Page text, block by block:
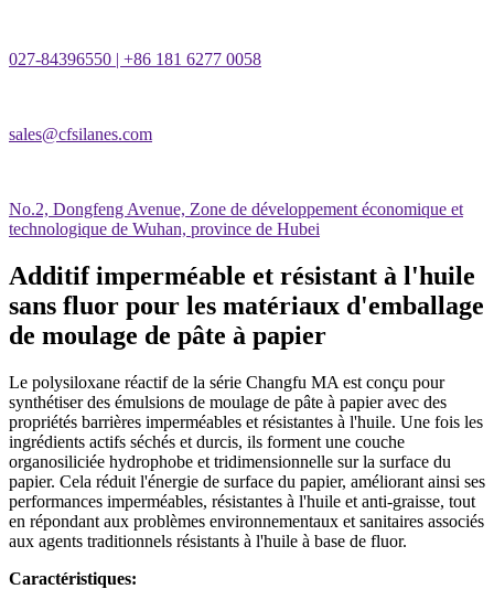
027-84396550 | +86 181 6277 0058
sales@cfsilanes.com
No.2, Dongfeng Avenue, Zone de développement économique et
technologique de Wuhan, province de Hubei
Additif imperméable et résistant à l'huile
sans fluor pour les matériaux d'emballage
de moulage de pâte à papier
Le polysiloxane réactif de la série Changfu MA est conçu pour
synthétiser des émulsions de moulage de pâte à papier avec des
propriétés barrières imperméables et résistantes à l'huile. Une fois les
ingrédients actifs séchés et durcis, ils forment une couche
organosiliciée hydrophobe et tridimensionnelle sur la surface du
papier. Cela réduit l'énergie de surface du papier, améliorant ainsi ses
performances imperméables, résistantes à l'huile et anti-graisse, tout
en répondant aux problèmes environnementaux et sanitaires associés
aux agents traditionnels résistants à l'huile à base de fluor.
Caractéristiques: